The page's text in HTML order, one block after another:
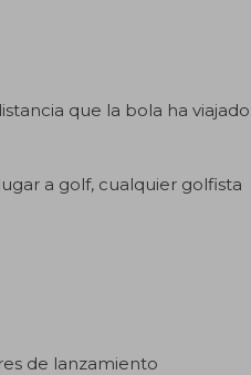
que la bola ha viajado
a golf, cualquier golfista
de lanzamiento